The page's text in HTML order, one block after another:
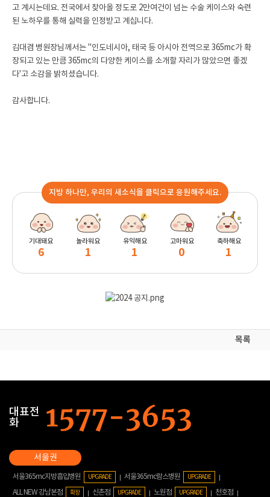
고 계시는데요. 전국에서 찾아올 정도로 2만여건이 넘는 수술 케이스와 숙련
된 노하우를 통해 실력을 인정받고 계십니다.
김대겸 병원장님께서는 "인도네시아, 태국 등 아시아 전역으로 365mc가 확
장되고 있는 만큼 365mc의 다양한 케이스를 소개할 자리가 많았으면 좋겠
다'고 소감을 밝히셨습니다.
감사합니다.
지방 하나만, 우리의 새소식을 클릭으로 응원해주세요.
기대돼요
6
놀라워요
1
유익해요
1
고마워요
0
축하해요
1
목록
대표전
화
서울365mc지방흡입병원 UPGRADE 서울365mc람스병원 UPGRADE
ALL NEW 강남본점 확장 신촌점 UPGRADE 노원점 UPGRADE
천호점